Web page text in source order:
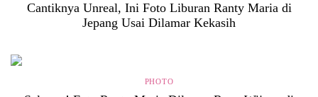
Cantiknya Unreal, Ini Foto Liburan Ranty Maria di
Jepang Usai Dilamar Kekasih
PHOTO